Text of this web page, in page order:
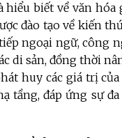
hiểu biết về văn hóa
đào tạo về kiến
ngoại ngữ, công
di sản, đồng thời
huy các giá trị
tầng, đáp ứng sự